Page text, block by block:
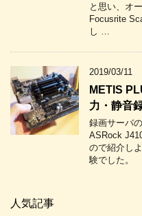
と思い、オ
Focusrite
し …
2019/03/11
METIS
力・静音
録画サーバ
ASRock
ので紹介し
験でした。
人気記事